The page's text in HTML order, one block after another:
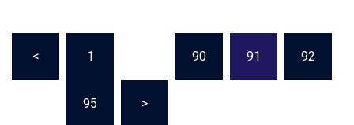
Пагинация
записей
< 1 90 91 92
95 >